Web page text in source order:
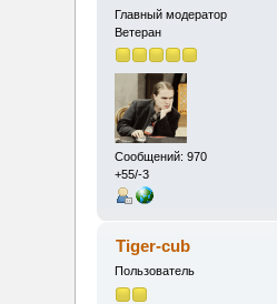
Главный модератор
Ветеран
Сообщений: 970
+55/-3
Tiger-cub
Пользователь